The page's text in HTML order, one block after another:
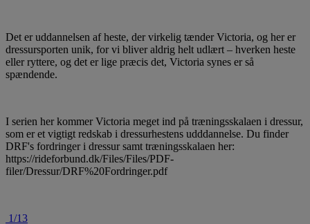
Det er uddannelsen af heste, der virkelig tænder Victoria, og her er
dressursporten unik, for vi bliver aldrig helt udlært – hverken heste
eller ryttere, og det er lige præcis det, Victoria synes er så
spændende.
I serien her kommer Victoria meget ind på træningsskalaen i dressur,
som er et vigtigt redskab i dressurhestens udddannelse. Du finder
DRF's fordringer i dressur samt træningsskalaen her:
https://rideforbund.dk/Files/Files/PDF-
filer/Dressur/DRF%20Fordringer.pdf
1/13